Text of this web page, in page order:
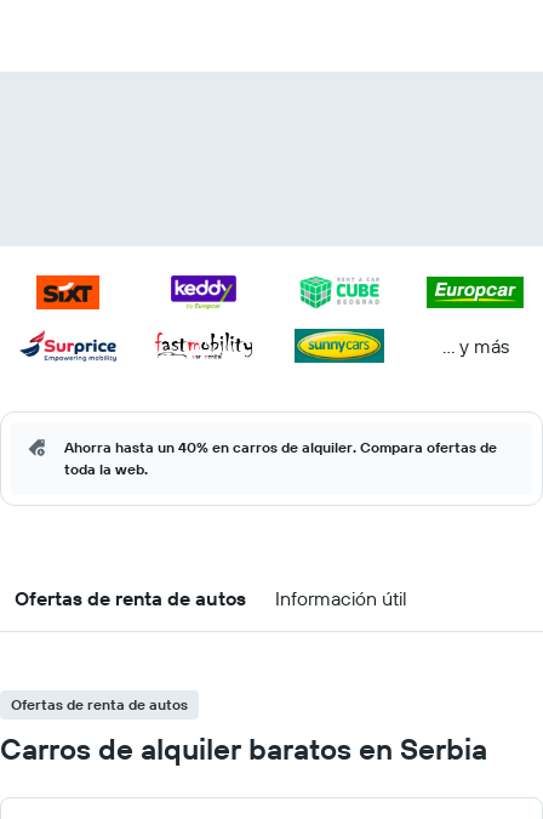
… y más
Ahorra hasta un 40% en carros de alquiler. Compara ofertas de
toda la web.
Ofertas de renta de autos Información útil
Ofertas de renta de autos
Carros de alquiler baratos en Serbia